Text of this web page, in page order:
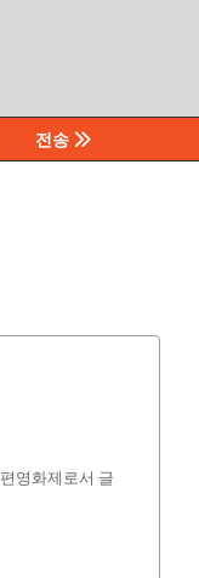
전송
영화제로서 글